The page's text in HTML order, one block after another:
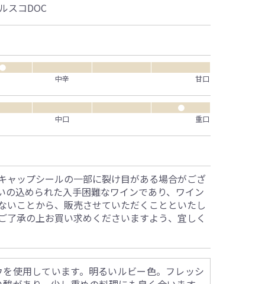
スコDOC
中辛
甘口
●
中口
重口
ップシールの一部に裂け目がある場合がござ
の込められた入手困難なワインであり、ワイン
いことから、販売させていただくことといたし
了承の上お買い求めくださいますよう、宜しく
使用しています。明るいルビー色。フレッシ